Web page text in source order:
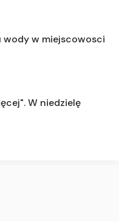
wody w miejscowosci
W niedzielę